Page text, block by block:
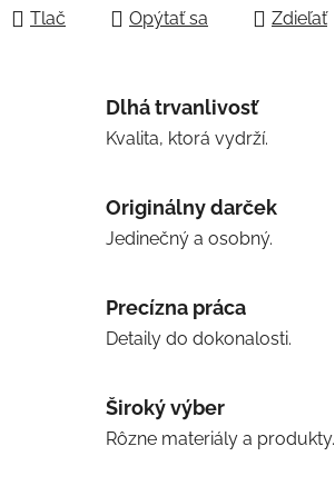
Tlač Opýtať sa Zdieľať
Dlhá trvanlivosť
Kvalita, ktorá vydrží.
Originálny darček
Jedinečný a osobný.
Precízna práca
Detaily do dokonalosti.
Široký výber
Rôzne materiály a produkty.